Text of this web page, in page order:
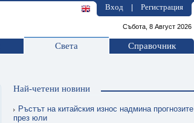
Вход Регистрация
Събота, 8 Август 2026
Света Справочник
Най-четени новини
Ръстът на китайския износ надмина прогнозите
през юли